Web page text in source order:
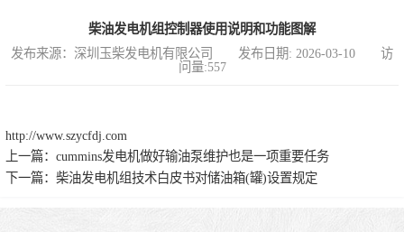
柴油发电机组控制器使用说明和功能图解
发布来源：深圳玉柴发电机有限公司 发布日期: 2026-03-10 访
问量:557
http://www.szycfdj.com
上一篇： cummins发电机做好输油泵维护也是一项重要任务
下一篇： 柴油发电机组技术白皮书对储油箱(罐)设置规定
封闭撬装式